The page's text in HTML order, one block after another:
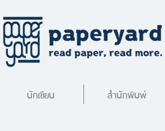
นักเขียน สำนักพิมพ์